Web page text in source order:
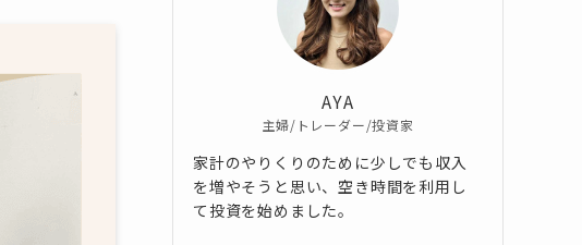
AYA
主婦/トレーダー/投資家
家計のやりくりのために少しでも収入
を増やそうと思い、空き時間を利用し
て投資を始めました。